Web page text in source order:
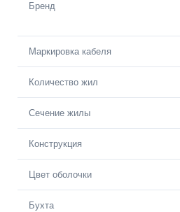
Бренд
Маркировка кабеля
Количество жил
Сечение жилы
Конструкция
Цвет оболочки
Бухта